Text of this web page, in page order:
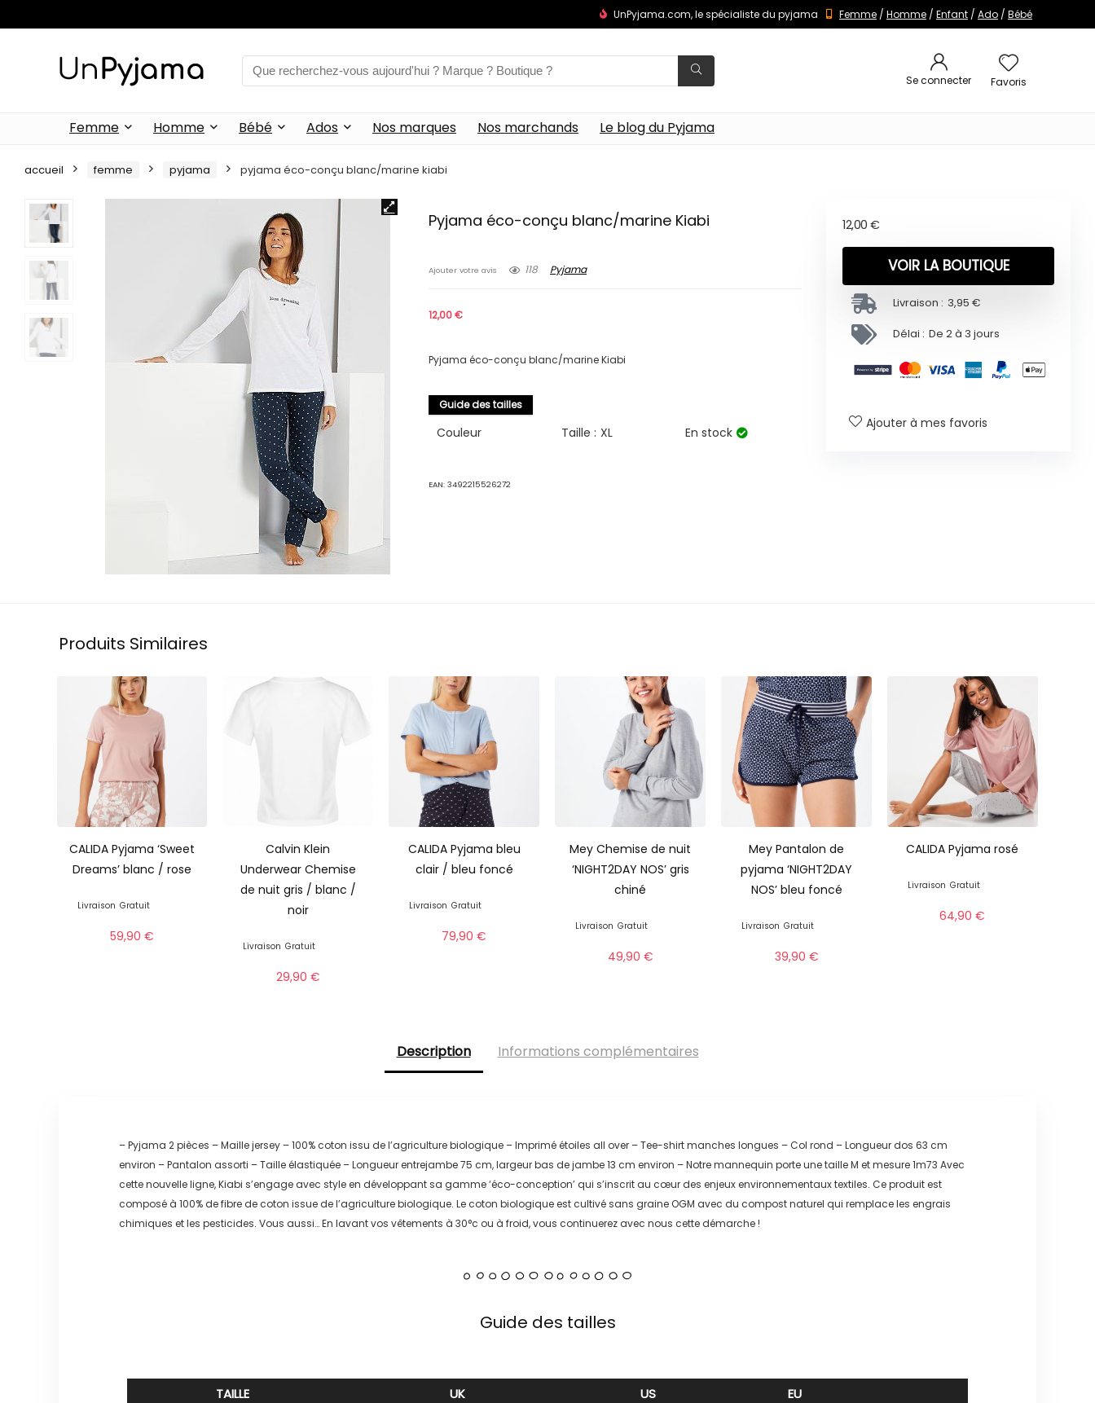
UnPyjama.com, le spécialiste du pyjama Femme / Homme / Enfant / Ado / Bébé
Se connecter Favoris
Femme Homme Bébé Ados Nos marques Nos marchands Le blog du Pyjama
accueil femme pyjama pyjama éco-conçu blanc/marine kiabi
Pyjama éco-conçu blanc/marine Kiabi
Ajouter votre avis 118 Pyjama
12,00€
Pyjama éco-conçu blanc/marine Kiabi
Guide des tailles
Couleur Taille : XL En stock
EAN:3492215526272
12,00 €
VOIR LA BOUTIQUE
Livraison : 3,95 €
Délai : De 2 à 3 jours
Ajouter à mes favoris
Produits Similaires
CALIDA Pyjama ‘Sweet
Dreams’ blanc / rose
Livraison Gratuit
59,90 €
Calvin Klein
Underwear Chemise
de nuit gris / blanc /
noir
Livraison Gratuit
29,90 €
CALIDA Pyjama bleu
clair / bleu foncé
Livraison Gratuit
79,90€
Mey Chemise de nuit
‘NIGHT2DAY NOS’ gris
chiné
Livraison Gratuit
49,90 €
Mey Pantalon de
pyjama ‘NIGHT2DAY
NOS’ bleu foncé
Livraison Gratuit
39,90 €
CALIDA Pyjama rosé
Livraison Gratuit
64,90€
Description Informations complémentaires
– Pyjama 2 pièces – Maille jersey – 100% coton issu de l’agriculture biologique – Imprimé étoiles all over – Tee-shirt manches longues – Col rond – Longueur dos 63 cm
environ – Pantalon assorti – Taille élastiquée – Longueur entrejambe 75 cm, largeur bas de jambe 13 cm environ – Notre mannequin porte une taille M et mesure 1m73 Avec
cette nouvelle ligne, Kiabi s’engage avec style en développant sa gamme ‘éco-conception’ qui s’inscrit au cœur des enjeux environnementaux textiles. Ce produit est
composé à 100% de fibre de coton issue de l’agriculture biologique. Le coton biologique est cultivé sans graine OGM avec du compost naturel qui remplace les engrais
chimiques et les pesticides. Vous aussi… En lavant vos vêtements à 30°c ou à froid, vous continuerez avec nous cette démarche !
Guide des tailles
TAILLE UK US
EU